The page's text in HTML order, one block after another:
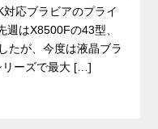
応ブラビアのプライ
週はX8500Fの43型、
たが、今度は液晶ブラ
リーズで最大 […]